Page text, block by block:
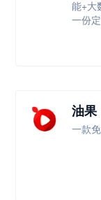
能+大
一份
油果
一款